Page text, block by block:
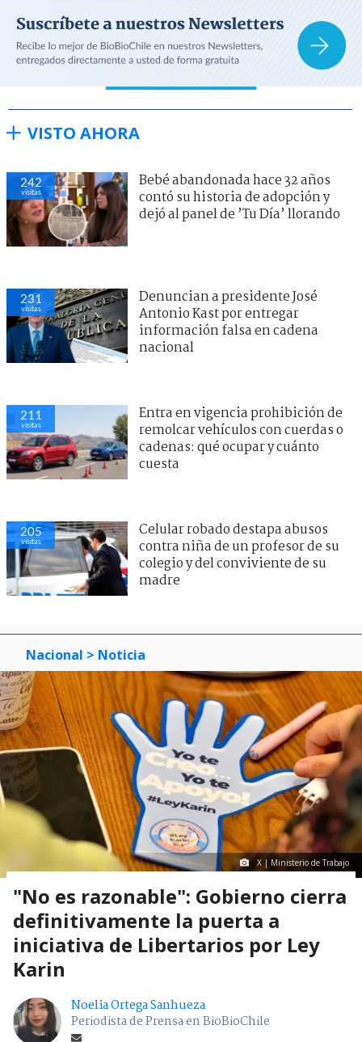
VISTO AHORA
242
visitas
Bebé abandonada hace 32 años
contó su historia de adopción y
dejó al panel de ’Tu Día’ llorando
231
visitas
Denuncian a presidente José
Antonio Kast por entregar
información falsa en cadena
nacional
211
visitas
Entra en vigencia prohibición de
remolcar vehículos con cuerdas o
cadenas: qué ocupar y cuánto
cuesta
205
visitas
Celular robado destapa abusos
contra niña de un profesor de su
colegio y del conviviente de su
madre
Nacional > Noticia
X | Ministerio de Trabajo
"No es razonable": Gobierno cierra
definitivamente la puerta a
iniciativa de Libertarios por Ley
Karin
Noelia Ortega Sanhueza
Periodista de Prensa en BioBioChile